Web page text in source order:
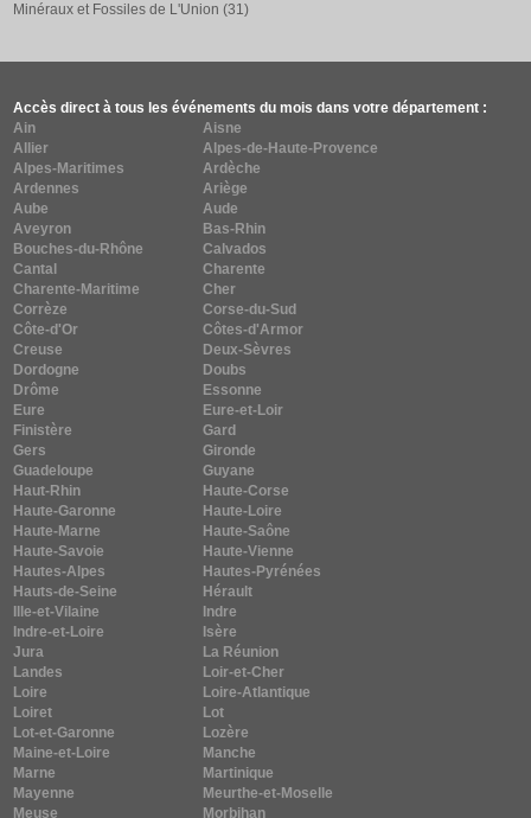
Minéraux et Fossiles de L'Union (31)
Accès direct à tous les événements du mois dans votre département :
Ain
Aisne
Allier
Alpes-de-Haute-Provence
Alpes-Maritimes
Ardèche
Ardennes
Ariège
Aube
Aude
Aveyron
Bas-Rhin
Bouches-du-Rhône
Calvados
Cantal
Charente
Charente-Maritime
Cher
Corrèze
Corse-du-Sud
Côte-d'Or
Côtes-d'Armor
Creuse
Deux-Sèvres
Dordogne
Doubs
Drôme
Essonne
Eure
Eure-et-Loir
Finistère
Gard
Gers
Gironde
Guadeloupe
Guyane
Haut-Rhin
Haute-Corse
Haute-Garonne
Haute-Loire
Haute-Marne
Haute-Saône
Haute-Savoie
Haute-Vienne
Hautes-Alpes
Hautes-Pyrénées
Hauts-de-Seine
Hérault
Ille-et-Vilaine
Indre
Indre-et-Loire
Isère
Jura
La Réunion
Landes
Loir-et-Cher
Loire
Loire-Atlantique
Loiret
Lot
Lot-et-Garonne
Lozère
Maine-et-Loire
Manche
Marne
Martinique
Mayenne
Meurthe-et-Moselle
Meuse
Morbihan